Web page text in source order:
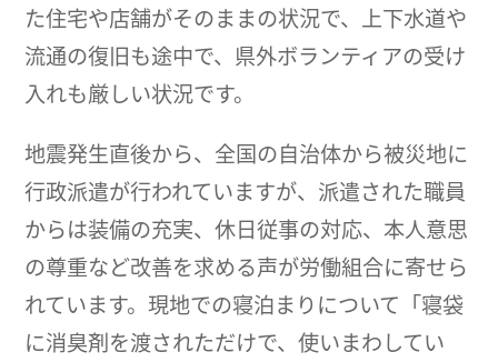
た住宅や店舗がそのままの状況で、上下水道や
流通の復旧も途中で、県外ボランティアの受け
入れも厳しい状況です。
地震発生直後から、全国の自治体から被災地に
行政派遣が行われていますが、派遣された職員
からは装備の充実、休日従事の対応、本人意思
の尊重など改善を求める声が労働組合に寄せら
れています。現地での寝泊まりについて「寝袋
に消臭剤を渡されただけで、使いまわしてい